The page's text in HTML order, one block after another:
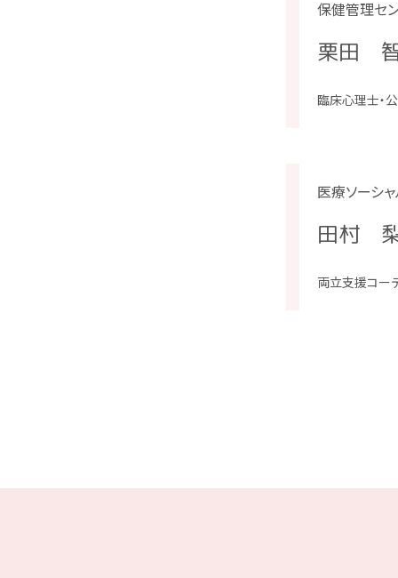
保健管理セ
栗田
臨床心理士・
医療ソーシ
田村
両立支援コー